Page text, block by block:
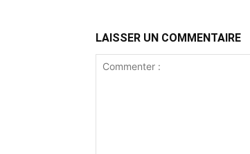
LAISSER UN COMMENTAIRE